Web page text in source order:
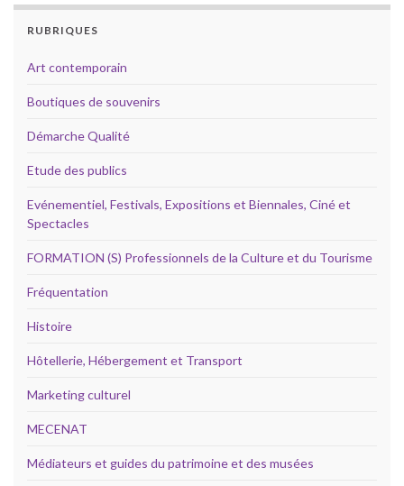
RUBRIQUES
Art contemporain
Boutiques de souvenirs
Démarche Qualité
Etude des publics
Evénementiel, Festivals, Expositions et Biennales, Ciné et
Spectacles
FORMATION (S) Professionnels de la Culture et du Tourisme
Fréquentation
Histoire
Hôtellerie, Hébergement et Transport
Marketing culturel
MECENAT
Médiateurs et guides du patrimoine et des musées